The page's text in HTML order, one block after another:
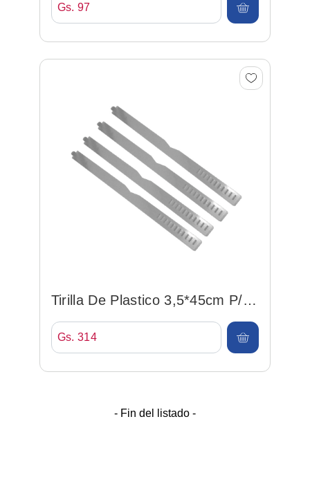
Gs. 97
Tirilla De Plastico 3,5*45cm P/
Camisa
Gs. 314
- Fin del listado -